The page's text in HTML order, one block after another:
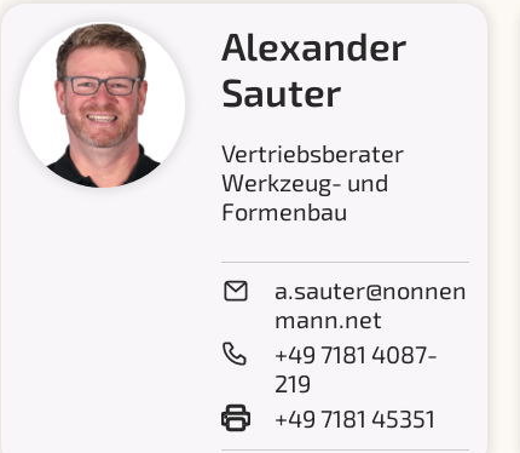
Alexander
Sauter
Vertriebsberater
Werkzeug- und
Formenbau
a.sauter@nonnen
mann.net
+49 7181 4087-
219
+49 7181 45351